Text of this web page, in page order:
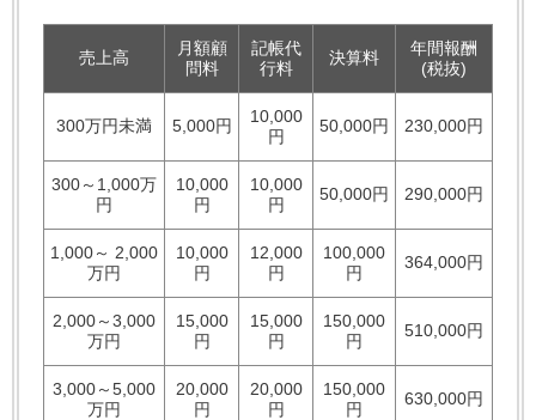
売上高
月額顧
問料
記帳代
行料
決算料
年間報酬
(税抜)
300万円未満 5,000円
10,000
円
50,000円 230,000円
300～1,000万
円
10,000
円
10,000
円
50,000円 290,000円
1,000～ 2,000
万円
10,000
円
12,000
円
100,000
円
364,000円
2,000～3,000
万円
15,000
円
15,000
円
150,000
円
510,000円
3,000～5,000
万円
20,000
円
20,000
円
150,000
円
630,000円